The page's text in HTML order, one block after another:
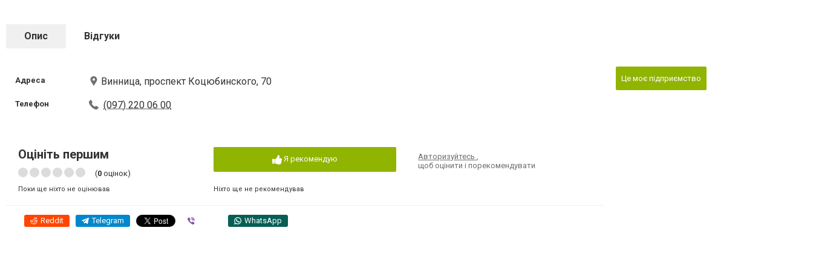
Опис Відгуки
Адреса Винница, проспект Коцюбинского, 70
Телефон (097) 220 06 00
Оцініть першим
(0 оцінок)
Поки ще ніхто не оцінював
Я рекомендую
Ніхто ще не рекомендував
Авторизуйтесь,
щоб оцінити і порекомендувати
Reddit Telegram WhatsApp
Це моє підприємство